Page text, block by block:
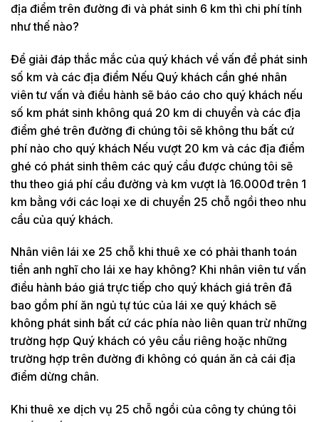
địa điểm trên đường đi và phát sinh 6 km thì chi phí tính
như thế nào?
Để giải đáp thắc mắc của quý khách về vấn đề phát sinh
số km và các địa điểm Nếu Quý khách cần ghé nhân
viên tư vấn và điều hành sẽ báo cáo cho quý khách nếu
số km phát sinh không quá 20 km di chuyển và các địa
điểm ghé trên đường đi chúng tôi sẽ không thu bất cứ
phí nào cho quý khách Nếu vượt 20 km và các địa điểm
ghé có phát sinh thêm các quý cầu được chúng tôi sẽ
thu theo giá phí cầu đường và km vượt là 16.000đ trên 1
km bằng với các loại xe di chuyển 25 chỗ ngồi theo nhu
cầu của quý khách.
Nhân viên lái xe 25 chỗ khi thuê xe có phải thanh toán
tiền anh nghĩ cho lái xe hay không? Khi nhân viên tư vấn
điều hành báo giá trực tiếp cho quý khách giá trên đã
bao gồm phí ăn ngủ tự túc của lái xe quý khách sẽ
không phát sinh bất cứ các phía nào liên quan trừ những
trường hợp Quý khách có yêu cầu riêng hoặc những
trường hợp trên đường đi không có quán ăn cả cái địa
điểm dừng chân.
Khi thuê xe dịch vụ 25 chỗ ngồi của công ty chúng tôi